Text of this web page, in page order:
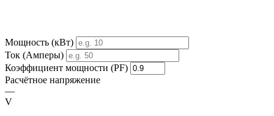
Мощность (кВт)
Ток (Амперы)
Коэффициент мощности (PF)
Расчётное напряжение
—
V